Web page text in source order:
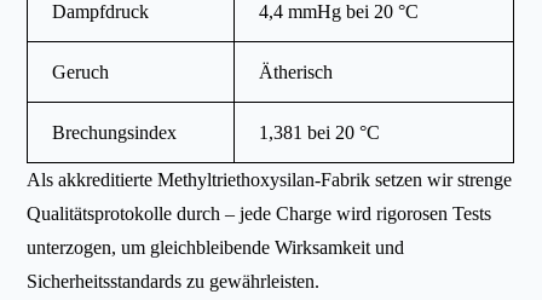
Dampfdruck 4,4 mmHg bei 20 °C
Geruch Ätherisch
Brechungsindex 1,381 bei 20 °C
Als akkreditierte Methyltriethoxysilan-Fabrik setzen wir strenge
Qualitätsprotokolle durch – jede Charge wird rigorosen Tests
unterzogen, um gleichbleibende Wirksamkeit und
Sicherheitsstandards zu gewährleisten.